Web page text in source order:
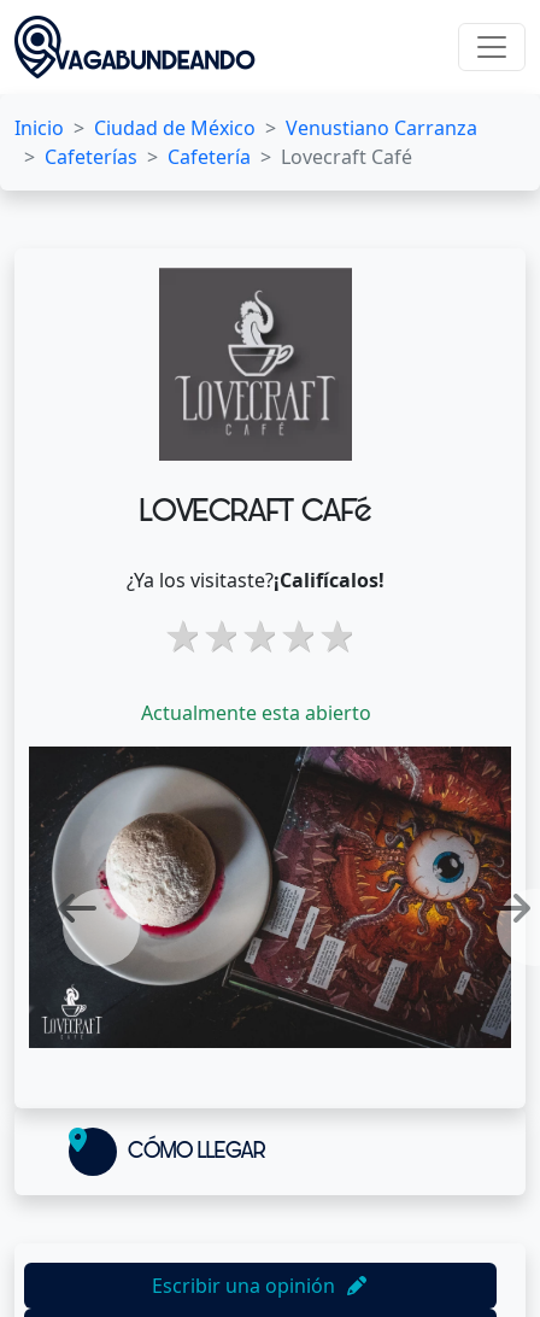
Inicio Ciudad de México
Venustiano Carranza
Cafeterías
Cafetería Lovecraft Café
LOVECRAFT CAFé
¿Ya los visitaste?¡Califícalos!
4 stars
3 stars
2 stars
1 star
Actualmente esta abierto
Previous Next
CÓMO LLEGAR
Escribir una opinión